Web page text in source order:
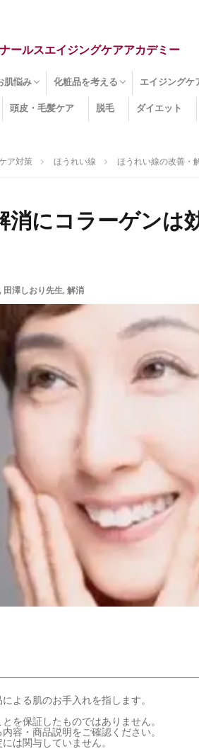
ールスエイジングケアアカデミー
肌悩み
インナードライ肌
くすみ
目の下のクマ
しみ
しわ
顔・頭皮のたるみ
ほうれい線
毛穴
手荒れ
乾燥肌
敏感肌
紫外線ダメージ
薄毛
その他のお肌悩み
化粧品を考える
エイジングケア化粧品
化粧水
美容液
保湿クリーム
酵素洗顔
ハンドクリーム
フェイスマスク
ほうれい線化粧品
コラーゲン化粧品
メイク化粧品
洗顔・クレンジング
オールインワン化粧品
その他の化粧品
エイジングケ
エイジングケ
セラミド
ネオダーミル
プロテオグリ
ビタミンC誘
コラーゲン
その他の化粧
頭皮・毛髪ケア 脱毛 ダイエット
ア対策 ほうれい線 ほうれい線の改善・
消にコラーゲンは
, 田澤しおり先生, 解消
よる肌のお手入れを指します。
を保証したものではありません。
容・商品説明をご確認ください。
は関与していません。